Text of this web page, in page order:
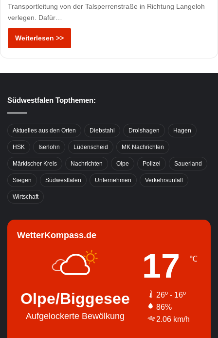
Transportleitung von der Talsperrenstraße in Richtung Langeloh
verlegen. Dafür…
Weiterlesen >>
Südwestfalen Topthemen:
Aktuelles aus den Orten Diebstahl Drolshagen Hagen
HSK Iserlohn Lüdenscheid MK Nachrichten
Märkischer Kreis Nachrichten Olpe Polizei Sauerland
Siegen Südwestfalen Unternehmen Verkehrsunfall
Wirtschaft
WetterKompass.de
Olpe/Biggesee
Aufgelockerte Bewölkung
17 ℃
26º - 16º
86%
2.06 km/h